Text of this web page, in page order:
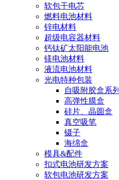
软包干电芯
燃料电池材料
锌电材料
超级电容器材料
钙钛矿太阳能电池
镁电池材料
液流电池材料
光电特种包装
自吸附胶盒系列
高弹性膜盒
硅片、晶圆盒
真空吸笔
镊子
海绵盒
模具&配件
扣式电池研发方案
软包电池研发方案